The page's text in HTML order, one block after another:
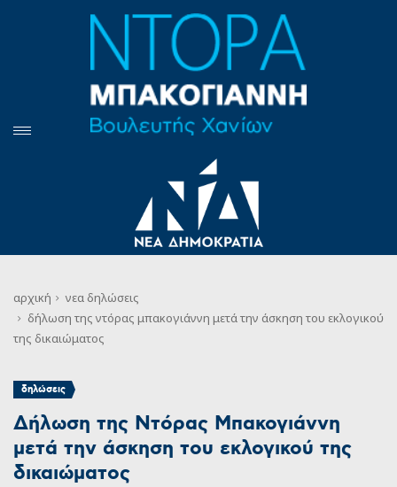
αρχική νεα δηλώσεις
δήλωση της ντόρας μπακογιάννη μετά την άσκηση του εκλογικού
της δικαιώματος
δηλώσεις
Δήλωση της Ντόρας Μπακογιάννη
μετά την άσκηση του εκλογικού της
δικαιώματος